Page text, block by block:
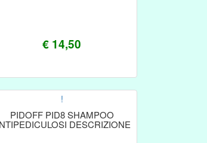
€ 14,50
!
PIDOFF PID8 SHAMPOO
DESCRIZIONE